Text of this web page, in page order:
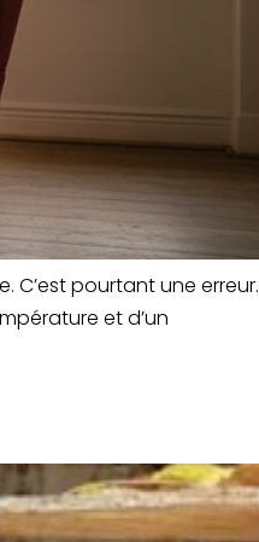
pourtant une erreur.
et d’un